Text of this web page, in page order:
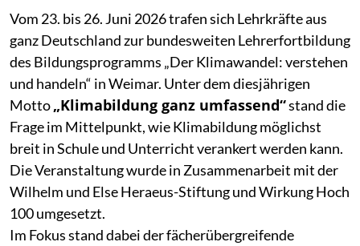
Vom 23. bis 26. Juni 2026 trafen sich Lehrkräfte aus
ganz Deutschland zur bundesweiten Lehrerfortbildung
des Bildungsprogramms „Der Klimawandel: verstehen
und handeln“ in Weimar. Unter dem diesjährigen
Motto„Klimabildung ganz umfassend“stand die
Frage im Mittelpunkt, wie Klimabildung möglichst
breit in Schule und Unterricht verankert werden kann.
Die Veranstaltung wurde in Zusammenarbeit mit der
Wilhelm und Else Heraeus-Stiftung und Wirkung Hoch
100 umgesetzt.
Im Fokus stand dabei der fächerübergreifende